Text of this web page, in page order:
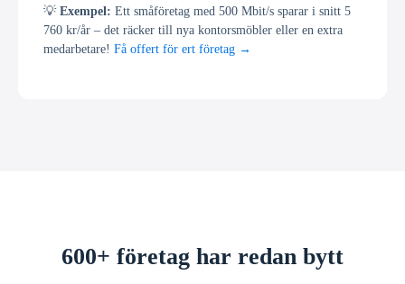
💡Exempel: Ett småföretag med 500 Mbit/s sparar i snitt 5
760 kr/år – det räcker till nya kontorsmöbler eller en extra
medarbetare! Få offert för ert företag →
600+ företag har redan bytt